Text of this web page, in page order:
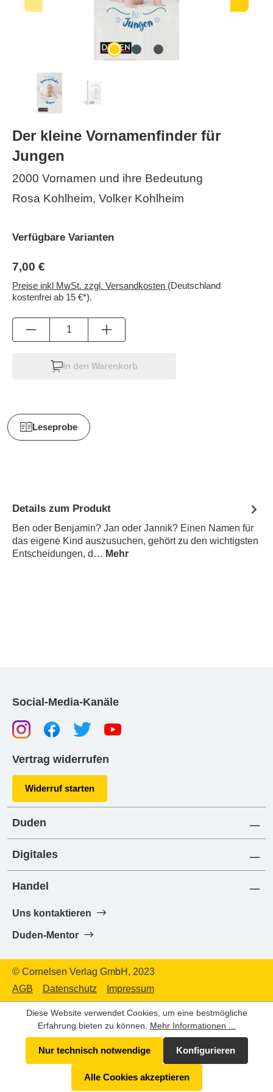
Der kleine Vornamenfinder für
Jungen
2000 Vornamen und ihre Bedeutung
Rosa Kohlheim, Volker Kohlheim
Verfügbare Varianten
7,00 €
Preise inkl MwSt. zzgl. Versandkosten (Deutschland
kostenfrei ab 15 €*).
Anzahl
In den Warenkorb
Leseprobe
Details zum Produkt
Ben oder Benjamin? Jan oder Jannik? Einen Namen für
das eigene Kind auszusuchen, gehört zu den wichtigsten
Entscheidungen, d… Mehr
Social-Media-Kanäle
Vertrag widerrufen
Widerruf starten
Duden
Digitales
Handel
Uns kontaktieren
Duden-Mentor
© Cornelsen Verlag GmbH, 2023
AGB
Datenschutz Impressum
Diese Website verwendet Cookies, um eine bestmögliche
Erfahrung bieten zu können. Mehr Informationen ...
Nur technisch notwendige Konfigurieren
Alle Cookies akzeptieren